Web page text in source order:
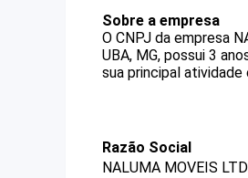
Sobre a empresa
O CNPJ da empresa
UBA, MG, possui 3
sua principal
Razão Social
NALUMA MOVEIS